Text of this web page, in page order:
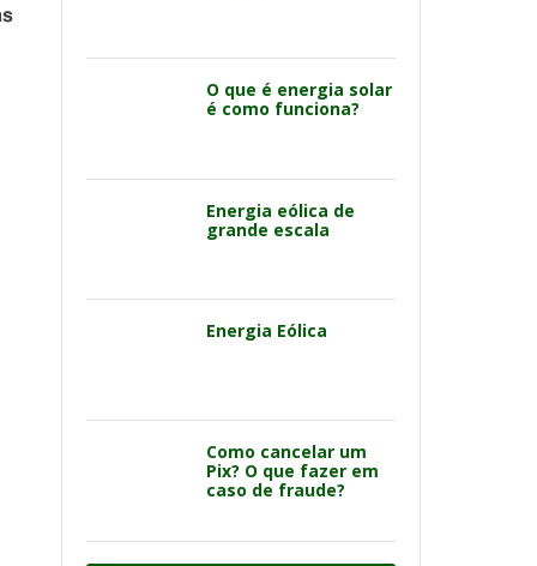
O que é energia solar
é como funciona?
Energia eólica de
grande escala
Energia Eólica
Como cancelar um
Pix? O que fazer em
caso de fraude?